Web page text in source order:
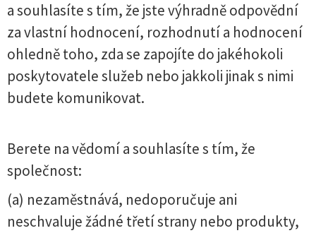
a souhlasíte s tím, že jste výhradně odpovědní
za vlastní hodnocení, rozhodnutí a hodnocení
ohledně toho, zda se zapojíte do jakéhokoli
poskytovatele služeb nebo jakkoli jinak s nimi
budete komunikovat.
Berete na vědomí a souhlasíte s tím, že
společnost:
(a) nezaměstnává, nedoporučuje ani
neschvaluje žádné třetí strany nebo produkty,